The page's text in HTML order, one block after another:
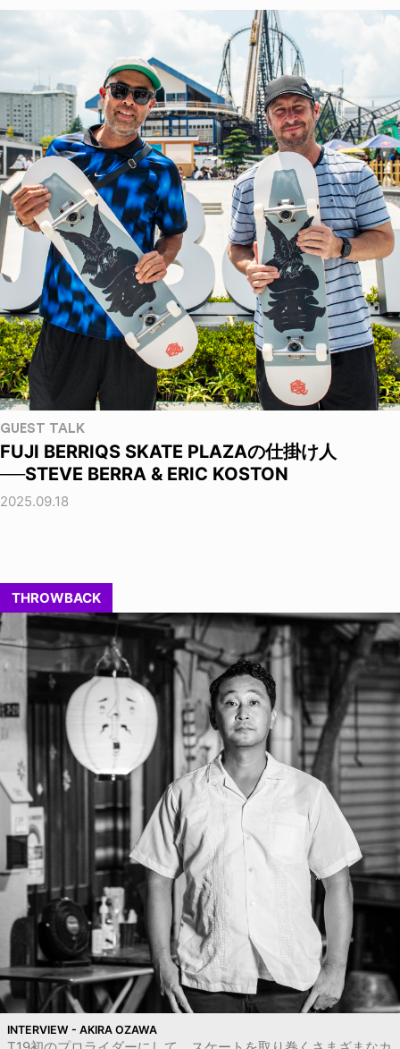
GUEST TALK
FUJI BERRIQS SKATE PLAZAの仕掛け人
──STEVE BERRA & ERIC KOSTON
2025.09.18
THROWBACK
INTERVIEW - AKIRA OZAWA